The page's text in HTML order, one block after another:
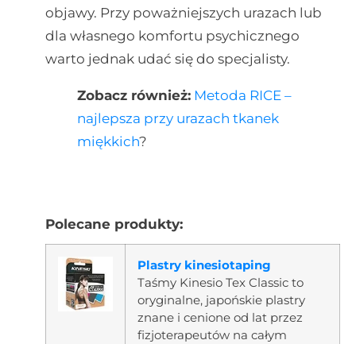
objawy. Przy poważniejszych urazach lub
dla własnego komfortu psychicznego
warto jednak udać się do specjalisty.
Zobacz również: Metoda RICE –
najlepsza przy urazach tkanek
miękkich?
Polecane produkty:
Plastry kinesiotaping
Taśmy Kinesio Tex Classic to
oryginalne, japońskie plastry
znane i cenione od lat przez
fizjoterapeutów na całym